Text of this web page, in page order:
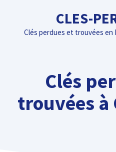
contenu
CLES-
Clés perdues et trouvées en
Clés
trouvées à